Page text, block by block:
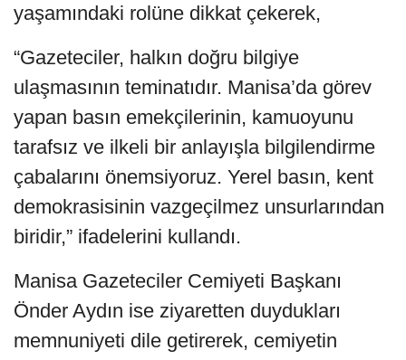
yaşamındaki rolüne dikkat çekerek,
“Gazeteciler, halkın doğru bilgiye
ulaşmasının teminatıdır. Manisa’da görev
yapan basın emekçilerinin, kamuoyunu
tarafsız ve ilkeli bir anlayışla bilgilendirme
çabalarını önemsiyoruz. Yerel basın, kent
demokrasisinin vazgeçilmez unsurlarından
biridir,” ifadelerini kullandı.
Manisa Gazeteciler Cemiyeti Başkanı
Önder Aydın ise ziyaretten duydukları
memnuniyeti dile getirerek, cemiyetin